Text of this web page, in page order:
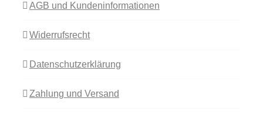
AGB und Kundeninformationen
Widerrufsrecht
Datenschutzerklärung
Zahlung und Versand